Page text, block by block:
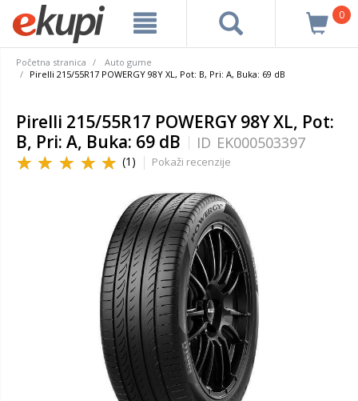
0
Početna stranica
Auto gume
Pirelli 215/55R17 POWERGY 98Y XL, Pot: B, Pri: A, Buka: 69 dB
Pirelli 215/55R17 POWERGY 98Y XL, Pot:
B, Pri: A, Buka: 69 dB
ID EK000503397
(1) Pokaži recenzije